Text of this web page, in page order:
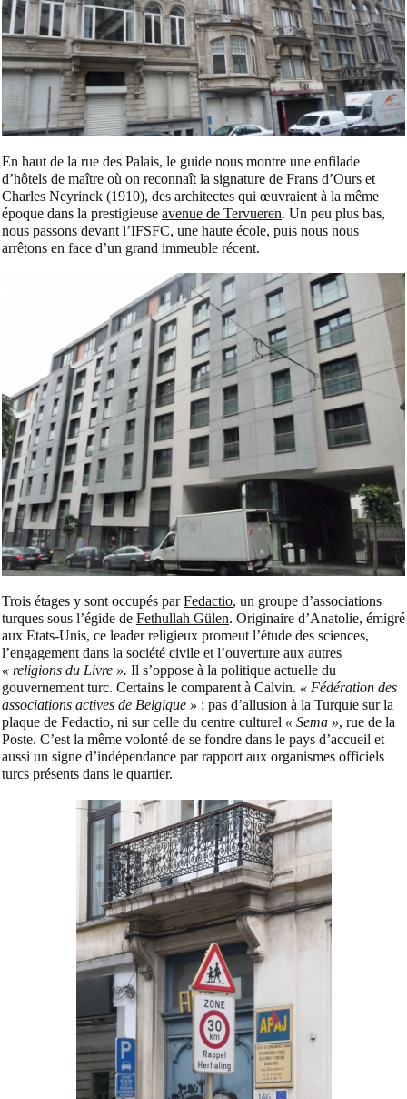
En haut de la rue des Palais, le guide nous montre une enfilade
d’hôtels de maître où on reconnaît la signature de Frans d’Ours et
Charles Neyrinck (1910), des architectes qui œuvraient à la même
époque dans la prestigieuse avenue de Tervueren. Un peu plus bas,
nous passons devant l’IFSFC, une haute école, puis nous nous
arrêtons en face d’un grand immeuble récent.
Trois étages y sont occupés parFedactio, un groupe d’associations
turques sous l’égide de Fethullah Gülen. Originaire d’Anatolie, émigré
aux Etats-Unis, ce leader religieux promeut l’étude des sciences,
l’engagement dans la société civile et l’ouverture aux autres
« religions du Livre ». Il s’oppose à la politique actuelle du
gouvernement turc. Certains le comparent à Calvin. « Fédération des
associations actives de Belgique » : pas d’allusion à la Turquie sur la
plaque de Fedactio, ni sur celle du centre culturel « Sema », rue de la
Poste. C’est la même volonté de se fondre dans le pays d’accueil et
aussi un signe d’indépendance par rapport aux organismes officiels
turcs présents dans le quartier.